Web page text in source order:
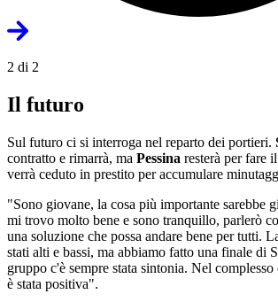
2 di 2
Il futuro
Sul futuro ci si interroga nel reparto dei portieri.
contratto e rimarrà, ma Pessina resterà per fare
verrà ceduto in prestito per accumulare
"Sono giovane, la cosa più importante sarebbe
mi trovo molto bene e sono tranquillo, parlerò
una soluzione che possa andare bene per tutti.
stati alti e bassi, ma abbiamo fatto una finale di
gruppo c'è sempre stata sintonia. Nel
è stata positiva".